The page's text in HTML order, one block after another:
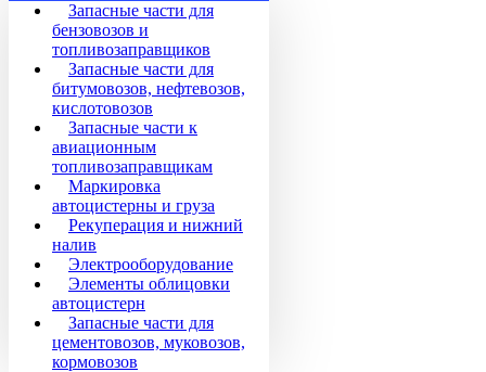
Запасные части для
бензовозов и
топливозаправщиков
Запасные части для
битумовозов, нефтевозов,
кислотовозов
Запасные части к
авиационным
топливозаправщикам
Маркировка
автоцистерны и груза
Рекуперация и нижний
налив
Электрооборудование
Элементы облицовки
автоцистерн
Запасные части для
цементовозов, муковозов,
кормовозов